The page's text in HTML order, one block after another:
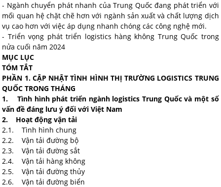
- Ngành chuyển phát nhanh của Trung Quốc đang phát triển với
mối quan hệ chặt chẽ hơn với ngành sản xuất và chất lượng dịch
vụ cao hơn với việc áp dụng nhanh chóng các công nghệ mới.
- Triển vọng phát triển logistics hàng không Trung Quốc trong
nửa cuối năm 2024
MỤC LỤC
TÓM TẮT
PHẦN 1. CẬP NHẬT TÌNH HÌNH THỊ TRƯỜNG LOGISTICS TRUNG
QUỐC TRONG THÁNG
1. Tình hình phát triển ngành logistics Trung Quốc và một số
vấn đề đáng lưu ý đối với Việt Nam
2. Hoạt động vận tải
2.1. Tình hình chung
2.2. Vận tải đường bộ
2.3. Vận tải đường sắt
2.4. Vận tải hàng không
2.5. Vận tải đường thủy
2.6. Vận tải đường biển